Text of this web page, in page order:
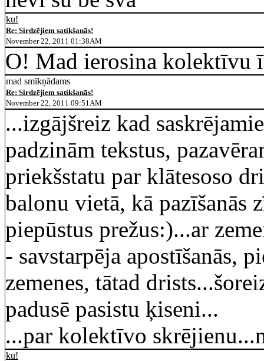
ku!
Re: Sirdzējiem satikšanās!
November 22, 2011 01:38AM
O! Mad ierosina kolektīvu
mad smīkņādams
Re: Sirdzējiem satikšanās!
November 22, 2011 09:51AM
...izgājšreiz kad
padzinām tekstus,
priekšstatu par klātesoso
balonu vietā, kā pazīšanās
piepūstus prežus:)...ar
- savstarpēja apostīšanās,
zemenes, tātad
padusē pasistu ķiseni...
...par kolektīvo
ku!